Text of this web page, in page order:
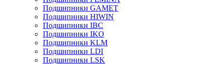
Подшипники GAMET
Подшипники HIWIN
Подшипники IBC
Подшипники IKO
Подшипники KLM
Подшипники LDI
Подшипники LSK